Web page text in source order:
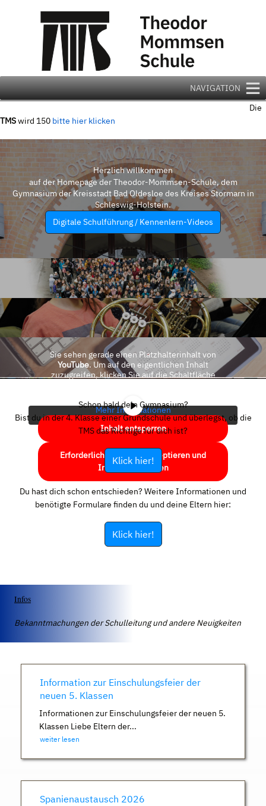
NAVIGATION
Die
TMSwird 150 bitte hier klicken
Herzlich willkommen
auf der Homepage der Theodor-Mommsen-Schule, dem
Gymnasium der Kreisstadt Bad Oldesloe des Kreises Stormarn in
Schleswig-Holstein.
Digitale Schulführung / Kennenlern-Videos
Sie sehen gerade einen Platzhalterinhalt von
YouTube. Um auf den eigentlichen Inhalt
zuzugreifen, klicken Sie auf die Schaltfläche
Mehr Informationen
Inhalt entsperren
Erforderlichen Service akzeptieren und
Inhalte entsperren
Schon bald dein Gymnasium?
Bist du in der 4. Klasse einer Grundschule und überlegst, ob die
TMS das Richtige für dich ist?
Klick hier!
Du hast dich schon entschieden? Weitere Informationen und
benötigte Formulare finden du und deine Eltern hier:
Klick hier!
Infos
Bekanntmachungen der Schulleitung und andere Neuigkeiten
Information zur Einschulungsfeier der
neuen 5. Klassen
Informationen zur Einschulungsfeier der neuen 5.
Klassen Liebe Eltern der...
weiter lesen
Spanienaustausch 2026